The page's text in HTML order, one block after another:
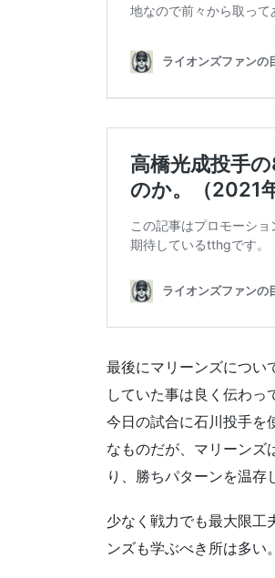
最後にマリーンズについ
していた事は良く伝わっ
今日の試合に石川投手を
なものだが、マリーンズ
り、勝ちパターンを温存
少なく戦力でも最大限工
ンズも学ぶべき所は多い。